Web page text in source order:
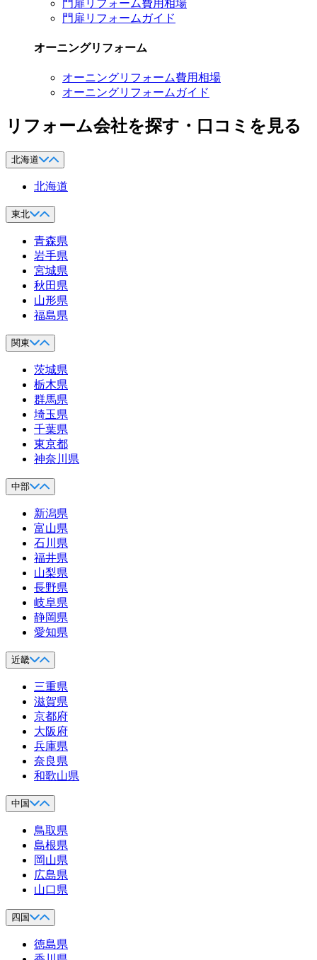
門扉リフォーム費用相場
門扉リフォームガイド
オーニングリフォーム
オーニングリフォーム費用相場
オーニングリフォームガイド
リフォーム会社を探す・口コミを見る
北海道
北海道
東北
青森県
岩手県
宮城県
秋田県
山形県
福島県
関東
茨城県
栃木県
群馬県
埼玉県
千葉県
東京都
神奈川県
中部
新潟県
富山県
石川県
福井県
山梨県
長野県
岐阜県
静岡県
愛知県
近畿
三重県
滋賀県
京都府
大阪府
兵庫県
奈良県
和歌山県
中国
鳥取県
島根県
岡山県
広島県
山口県
四国
徳島県